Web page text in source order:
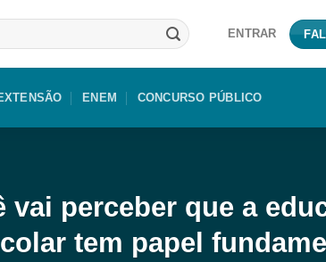
ENTRAR
ENEM CONCURSO PÚBLICO
perceber que a
tem papel